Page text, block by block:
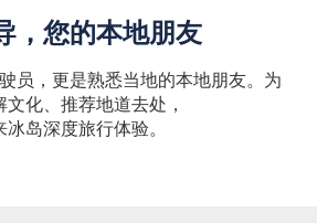
，您的本地朋友
员，更是熟悉当地的本地朋友。为
文化、推荐地道去处，
冰岛深度旅行体验。